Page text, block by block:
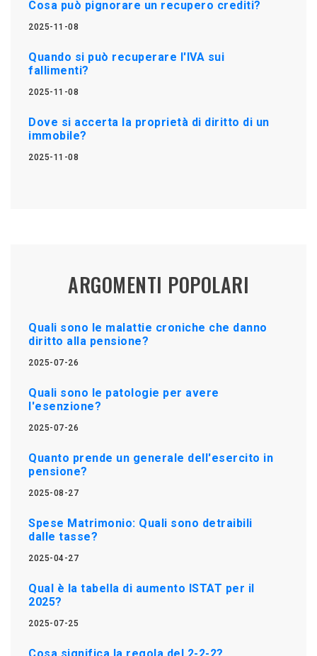
Cosa può pignorare un recupero crediti?
2025-11-08
Quando si può recuperare l'IVA sui
fallimenti?
2025-11-08
Dove si accerta la proprietà di diritto di un
immobile?
2025-11-08
ARGOMENTI POPOLARI
Quali sono le malattie croniche che danno
diritto alla pensione?
2025-07-26
Quali sono le patologie per avere
l'esenzione?
2025-07-26
Quanto prende un generale dell'esercito in
pensione?
2025-08-27
Spese Matrimonio: Quali sono detraibili
dalle tasse?
2025-04-27
Qual è la tabella di aumento ISTAT per il
2025?
2025-07-25